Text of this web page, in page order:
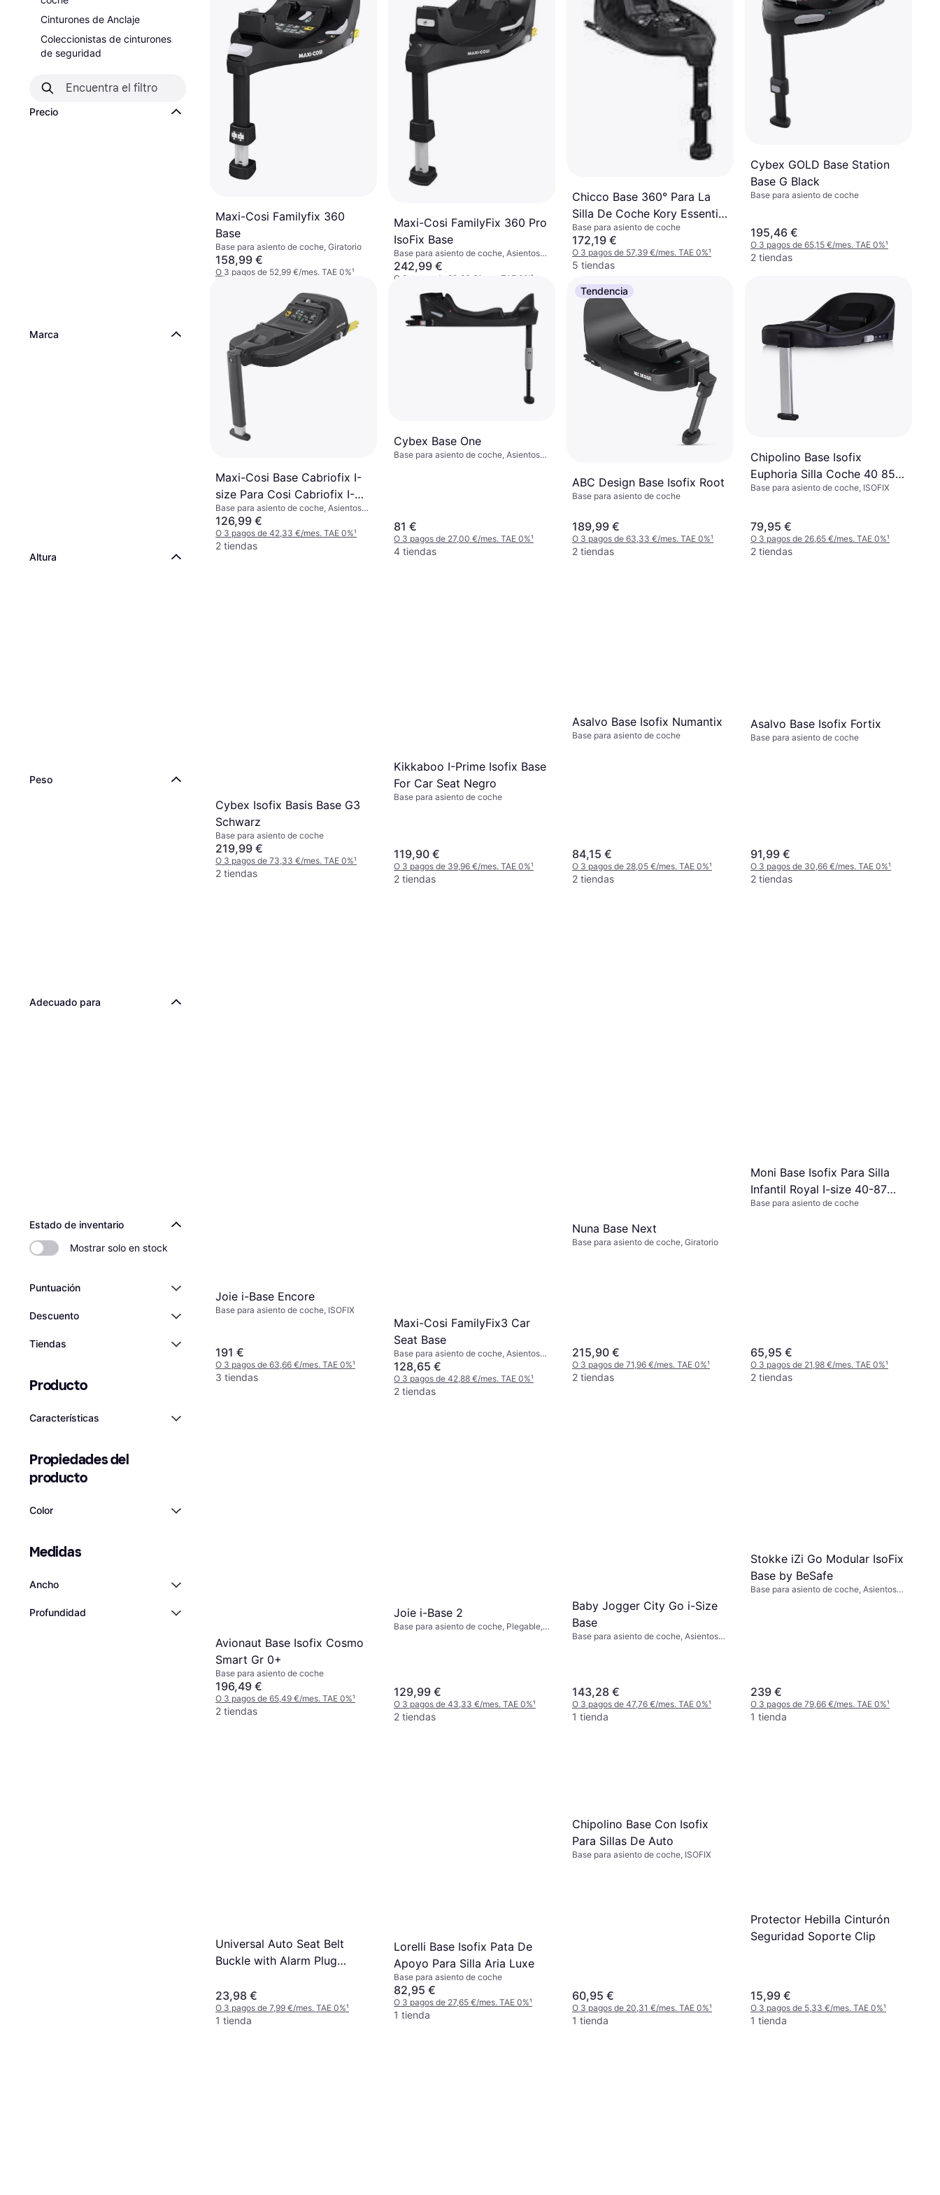
Cinturones de Anclaje
Coleccionistas de cinturones
de seguridad
Precio
Marca
Altura
Peso
Adecuado para
Estado de inventario
Mostrar solo en stock
Puntuación
Descuento
Tiendas
Producto
Características
Propiedades del
producto
Color
Medidas
Ancho
Profundidad
Maxi-Cosi Familyfix 360
Base
Base para asiento de coche, Giratorio
158,99 €
O 3 pagos de 52,99 €/mes. TAE 0%¹
Maxi-Cosi FamilyFix 360 Pro
IsoFix Base
Base para asiento de coche, Asientos
orientados hacia atrás, Giratorio, ISOFIX
242,99 €
O 3 pagos de 80,99 €/mes. TAE 0%¹
4 tiendas
Chicco Base 360° Para La
Silla De Coche Kory Essential
0m+
Base para asiento de coche
172,19 €
O 3 pagos de 57,39 €/mes. TAE 0%¹
5 tiendas
Cybex GOLD Base Station
Base G Black
Base para asiento de coche
195,46 €
O 3 pagos de 65,15 €/mes. TAE 0%¹
2 tiendas
Maxi-Cosi Base Cabriofix I-
size Para Cosi Cabriofix I-
size
Base para asiento de coche, Asientos
orientados hacia atrás, ISOFIX
126,99 €
O 3 pagos de 42,33 €/mes. TAE 0%¹
2 tiendas
Cybex Base One
Base para asiento de coche, Asientos
81 €
O 3 pagos de 27,00 €/mes. TAE 0%¹
4 tiendas
Tendencia
ABC Design Base Isofix Root
Base para asiento de coche
189,99 €
O 3 pagos de 63,33 €/mes. TAE 0%¹
2 tiendas
Chipolino Base Isofix
Euphoria Silla Coche 40 85
cm
Base para asiento de coche, ISOFIX
79,95 €
O 3 pagos de 26,65 €/mes. TAE 0%¹
2 tiendas
Cybex Isofix Basis Base G3
Schwarz
Base para asiento de coche
219,99 €
O 3 pagos de 73,33 €/mes. TAE 0%¹
2 tiendas
Kikkaboo I-Prime Isofix Base
For Car Seat Negro
Base para asiento de coche
119,90 €
O 3 pagos de 39,96 €/mes. TAE 0%¹
2 tiendas
Asalvo Base Isofix Numantix
Base para asiento de coche
84,15 €
O 3 pagos de 28,05 €/mes. TAE 0%¹
2 tiendas
Asalvo Base Isofix Fortix
Base para asiento de coche
91,99 €
O 3 pagos de 30,66 €/mes. TAE 0%¹
2 tiendas
Joie i-Base Encore
Base para asiento de coche, ISOFIX
191 €
O 3 pagos de 63,66 €/mes. TAE 0%¹
3 tiendas
Maxi-Cosi FamilyFix3 Car
Seat Base
Base para asiento de coche, Asientos
orientados hacia atrás, ISOFIX
128,65 €
O 3 pagos de 42,88 €/mes. TAE 0%¹
2 tiendas
Nuna Base Next
Base para asiento de coche, Giratorio
215,90 €
O 3 pagos de 71,96 €/mes. TAE 0%¹
2 tiendas
Moni Base Isofix Para Silla
Infantil Royal I-size 40-87
Cm
Base para asiento de coche
65,95 €
O 3 pagos de 21,98 €/mes. TAE 0%¹
2 tiendas
Avionaut Base Isofix Cosmo
Smart Gr 0+
Base para asiento de coche
196,49 €
O 3 pagos de 65,49 €/mes. TAE 0%¹
2 tiendas
Joie i-Base 2
Base para asiento de coche, Plegable,
129,99 €
O 3 pagos de 43,33 €/mes. TAE 0%¹
2 tiendas
Baby Jogger City Go i-Size
Base
Base para asiento de coche, Asientos
143,28 €
O 3 pagos de 47,76 €/mes. TAE 0%¹
1 tienda
Stokke iZi Go Modular IsoFix
Base by BeSafe
Base para asiento de coche, Asientos
239 €
O 3 pagos de 79,66 €/mes. TAE 0%¹
1 tienda
Universal Auto Seat Belt
Buckle with Alarm Plug
23,98 €
O 3 pagos de 7,99 €/mes. TAE 0%¹
1 tienda
Lorelli Base Isofix Pata De
Apoyo Para Silla Aria Luxe
Base para asiento de coche
82,95 €
O 3 pagos de 27,65 €/mes. TAE 0%¹
1 tienda
Chipolino Base Con Isofix
Para Sillas De Auto
Base para asiento de coche, ISOFIX
60,95 €
O 3 pagos de 20,31 €/mes. TAE 0%¹
1 tienda
Protector Hebilla Cinturón
Seguridad Soporte Clip
15,99 €
O 3 pagos de 5,33 €/mes. TAE 0%¹
1 tienda